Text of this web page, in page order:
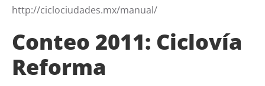
http://ciclociudades.mx/manual/
Conteo 2011: Ciclovía
Reforma